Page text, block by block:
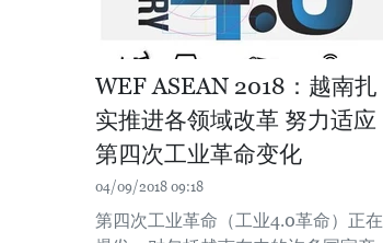
WEF ASEAN 2018：越南扎
实推进各领域改革 努力适应
第四次工业革命变化
04/09/2018 09:18
第四次工业革命（工业4.0革命）正在